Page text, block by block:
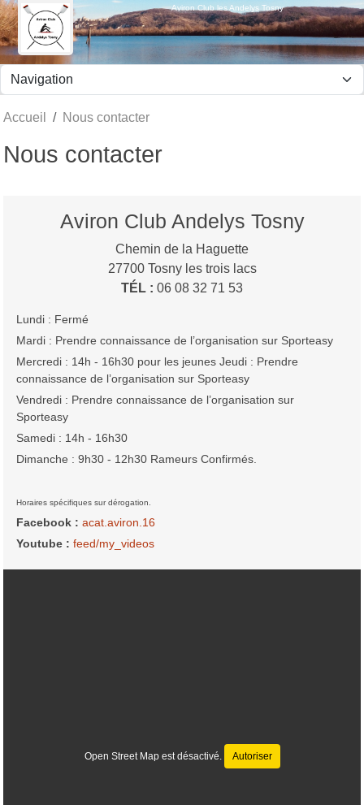
Aviron Club les Andelys Tosny
Accueil Nous contacter
Nous contacter
Aviron Club Andelys Tosny
Chemin de la Haguette
27700 Tosny les trois lacs
TÉL : 06 08 32 71 53
Lundi : Fermé
Mardi : Prendre connaissance de l’organisation sur Sporteasy
Mercredi : 14h - 16h30 pour les jeunes Jeudi : Prendre
connaissance de l’organisation sur Sporteasy
Vendredi : Prendre connaissance de l’organisation sur
Sporteasy
Samedi : 14h - 16h30
Dimanche : 9h30 - 12h30 Rameurs Confirmés.
Horaires spécifiques sur dérogation.
Facebook : acat.aviron.16
Youtube : feed/my_videos
Open Street Map est désactivé. Autoriser
Panneau de gestion des cookies